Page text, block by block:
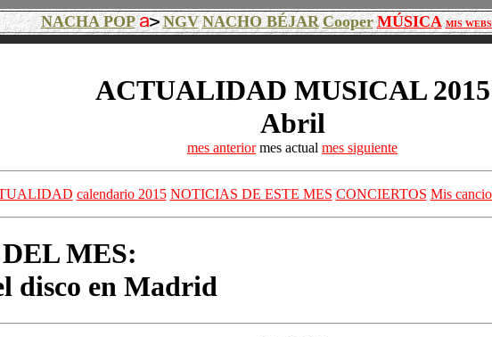
NACHA POP NGV NACHO BÉJAR Cooper MÚSICA MIS
ACTUALIDAD MUSICAL 2015
Abril
mes anteriormes actual mes siguiente
calendario 2015 NOTICIAS DE ESTE MES CONCIERTOS Mis
MES:
disco en Madrid